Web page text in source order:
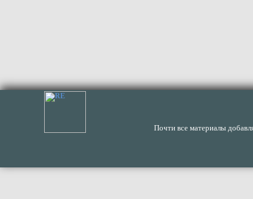
Почти все материалы